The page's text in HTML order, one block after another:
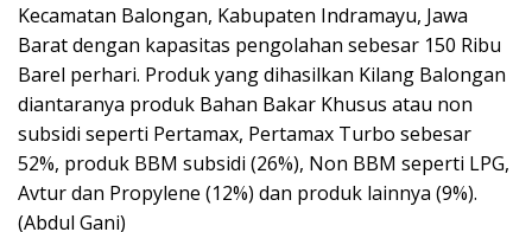
Kecamatan Balongan, Kabupaten Indramayu, Jawa
Barat dengan kapasitas pengolahan sebesar 150 Ribu
Barel perhari. Produk yang dihasilkan Kilang Balongan
diantaranya produk Bahan Bakar Khusus atau non
subsidi seperti Pertamax, Pertamax Turbo sebesar
52%, produk BBM subsidi (26%), Non BBM seperti LPG,
Avtur dan Propylene (12%) dan produk lainnya (9%).
(Abdul Gani)